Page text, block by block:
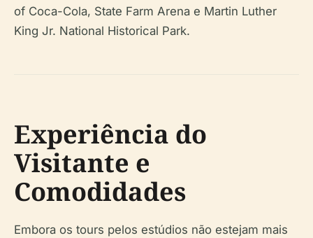
of Coca-Cola, State Farm Arena e Martin Luther
King Jr. National Historical Park.
Experiência do
Visitante e
Comodidades
Embora os tours pelos estúdios não estejam mais